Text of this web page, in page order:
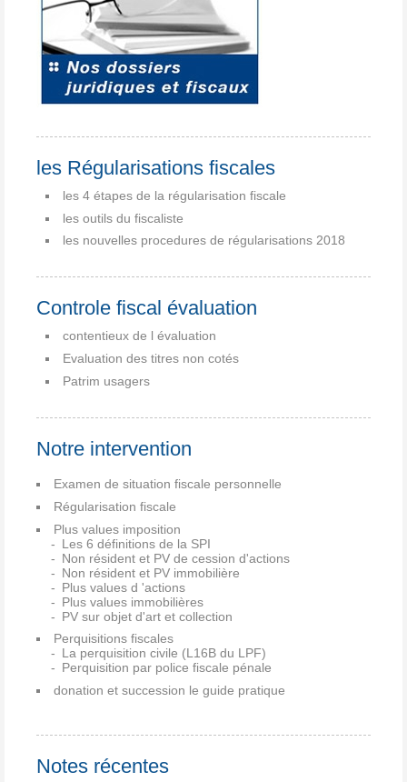
les Régularisations fiscales
les 4 étapes de la régularisation fiscale
les outils du fiscaliste
les nouvelles procedures de régularisations 2018
Controle fiscal évaluation
contentieux de l évaluation
Evaluation des titres non cotés
Patrim usagers
Notre intervention
Examen de situation fiscale personnelle
Régularisation fiscale
Plus values imposition
Les 6 définitions de la SPI
Non résident et PV de cession d'actions
Non résident et PV immobilière
Plus values d 'actions
Plus values immobilières
PV sur objet d'art et collection
Perquisitions fiscales
La perquisition civile (L16B du LPF)
Perquisition par police fiscale pénale
donation et succession le guide pratique
Notes récentes